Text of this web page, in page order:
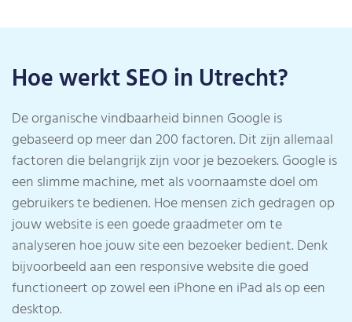
Hoe werkt SEO in Utrecht?
De organische vindbaarheid binnen Google is
gebaseerd op meer dan 200 factoren. Dit zijn allemaal
factoren die belangrijk zijn voor je bezoekers. Google is
een slimme machine, met als voornaamste doel om
gebruikers te bedienen. Hoe mensen zich gedragen op
jouw website is een goede graadmeter om te
analyseren hoe jouw site een bezoeker bedient. Denk
bijvoorbeeld aan een responsive website die goed
functioneert op zowel een iPhone en iPad als op een
desktop.